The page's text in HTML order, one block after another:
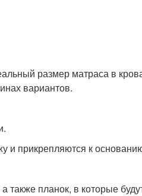
размер матраса в
вариантов.
и прикрепляются к
планок, в которые